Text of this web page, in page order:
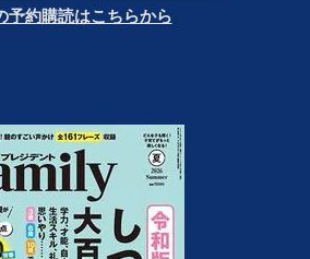
予約購読はこちらから